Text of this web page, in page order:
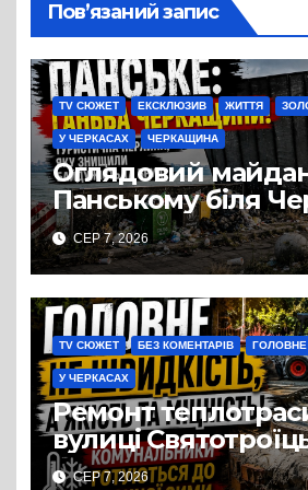
Пов’язаний запис
TV СЮЖЕТ ЕКСКЛЮЗИВ ЖИТТЯ
У ЧЕРКАСАХ ЧЕРКАЩИНА
Оглядовий
Панському біля
перетворився на
сміттєзвалище
СЕР 7, 2026
TV СЮЖЕТ БЕЗ КОМЕНТАРІВ ГОЛОВНЕ
У ЧЕРКАСАХ
Ремонт
вулиці
затягнувся
СЕР 7, 2026